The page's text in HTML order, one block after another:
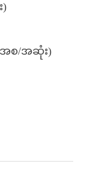
)
အစ/အဆုံး)